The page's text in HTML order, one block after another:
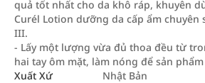
quả tốt nhất cho da khô ráp, khuyên
Curél Lotion dưỡng da cấp ẩm chuyên
III.
- Lấy một lượng vừa đủ thoa đều từ
hai tay ôm mặt, làm nóng để sản
Xuất Xứ
Nhật Bản